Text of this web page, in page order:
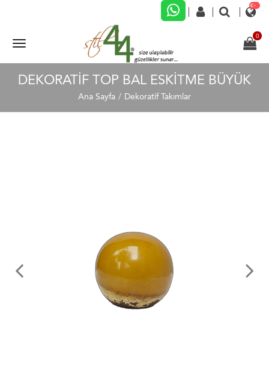
DEKORATİF TOP BAL ESKİTME BÜYÜK
Ana Sayfa Dekoratif Takımlar